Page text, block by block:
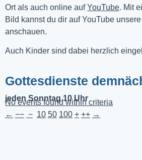
Ort als auch online auf YouTube. Mit
Bild kannst du dir auf YouTube
anschauen.
Auch Kinder sind dabei herzlich
Gottesdienste
jeden Sonntag 10 Uhr
No events found within criteria
← −− − 10 50 100 + ++ →